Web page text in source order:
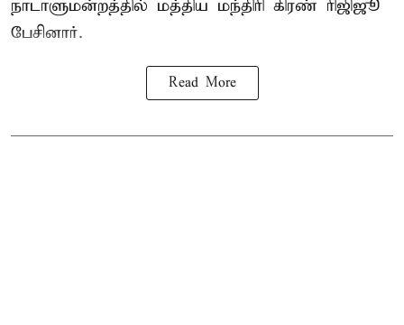
நாடாளுமன்றத்தில் மத்திய மந்திரி கிரண் ரிஜிஜூ
பேசினார்.
Read More